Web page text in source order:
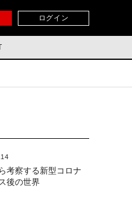
ログイン
考察する新型コロナ
後の世界